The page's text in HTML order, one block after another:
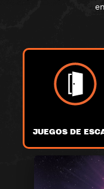
JUEGOS DE